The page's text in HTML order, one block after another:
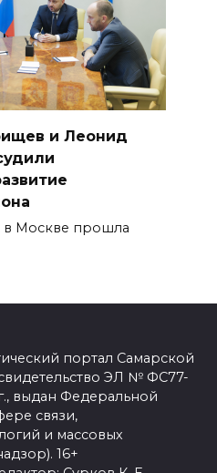
и Леонид
в Москве прошла
портал Самарской
ЭЛ № ФС77-
выдан Федеральной
связи,
и массовых
16+